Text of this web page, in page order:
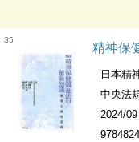
35
精神保
日本精
中央法
2024/09